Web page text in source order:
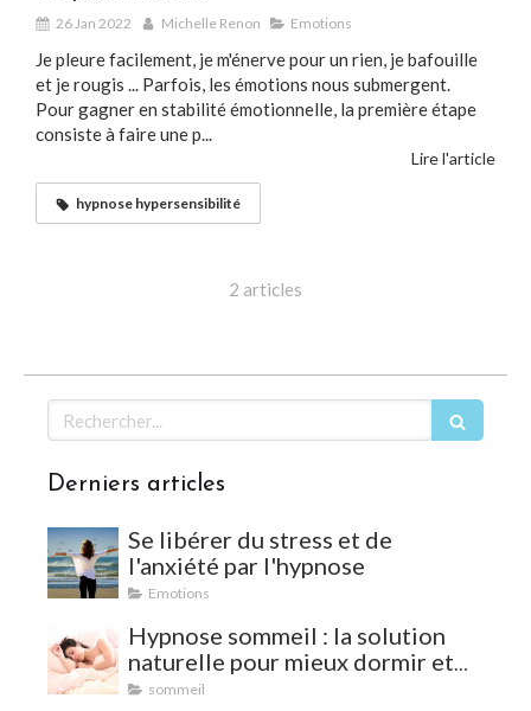
26 Jan 2022 Michelle Renon Emotions
Je pleure facilement, je m'énerve pour un rien, je bafouille
et je rougis ... Parfois, les émotions nous submergent.
Pour gagner en stabilité émotionnelle, la première étape
consiste à faire une p...
Lire l'article
hypnose hypersensibilité
2 articles
Rechercher
Derniers articles
Se libérer du stress et de
l'anxiété par l'hypnose
Emotions
Hypnose sommeil : la solution
naturelle pour mieux dormir et
vaincre les insomnies
sommeil